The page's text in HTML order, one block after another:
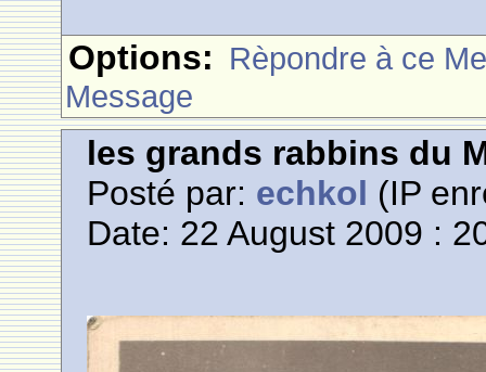
Options: Rèpondre à ce
Message
les grands rabbins du
Posté par: echkol (IP
Date: 22 August 2009 :